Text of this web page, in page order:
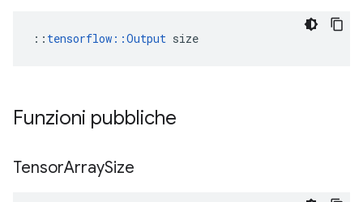
:: tensorflow::Output size
Funzioni pubbliche
TensorArraySize